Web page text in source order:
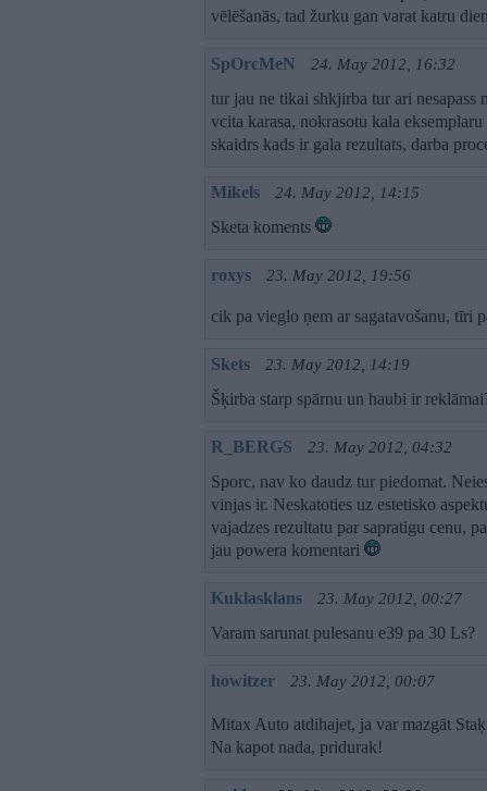
vēlēšanās, tad žurku gan varat katru
SpOrcMeN 24. May 2012, 16:32
tur jau ne tikai shkjirba tur ari nesapass
vcita karasa, nokrasotu kala
skaidrs kads ir gala rezultats, darba
Mikels 24. May 2012, 14:15
Sketa koments
roxys 23. May 2012, 19:56
cik pa vieglo ņem ar sagatavošanu, tīri
Skets 23. May 2012, 14:19
Šķirba starp spārnu un haubi ir
R_BERGS 23. May 2012, 04:32
Sporc, nav ko daudz tur piedomat.
vinjas ir. Neskatoties uz estetisko
vajadzes rezultatu par sapratigu cenu,
jau powera komentari
Kuklasklans 23. May 2012, 00:27
Varam sarunat pulesanu e39 pa 30 Ls?
howitzer 23. May 2012, 00:07
Mitax Auto atdihajet, ja var mazgāt
Na kapot nada, pridurak!